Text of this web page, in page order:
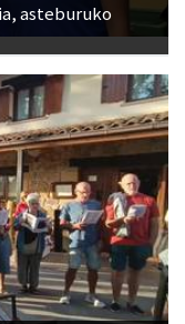
asteburuko